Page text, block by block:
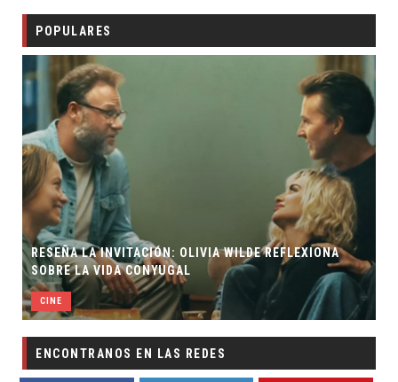
POPULARES
RESEÑA LA INVITACIÓN: OLIVIA WILDE REFLEXIONA
SOBRE LA VIDA CONYUGAL
CINE
ENCONTRANOS EN LAS REDES